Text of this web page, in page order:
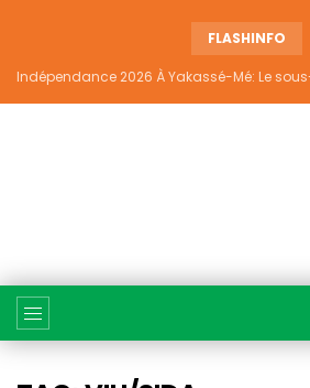
FLASHINFO